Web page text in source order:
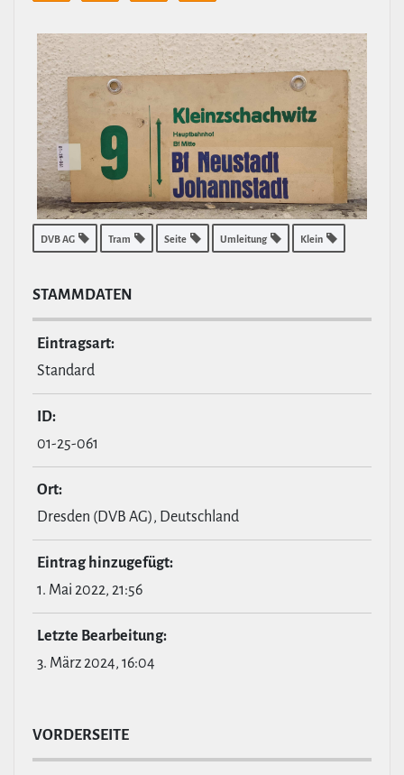
DVB AG Tram Seite Umleitung Klein
STAMM­DATEN
Ein­tragsart:
Standard
ID:
01-25-061
Ort:
Dresden (DVB AG), Deutschland
Eintrag hin­zu­ge­fügt:
1. Mai 2022, 21:56
Letzte Bear­bei­tung:
3. März 2024, 16:04
VOR­DER­SEITE